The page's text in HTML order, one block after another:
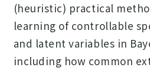
(heuristic) practical
learning of controllable
and latent variables in
including how common